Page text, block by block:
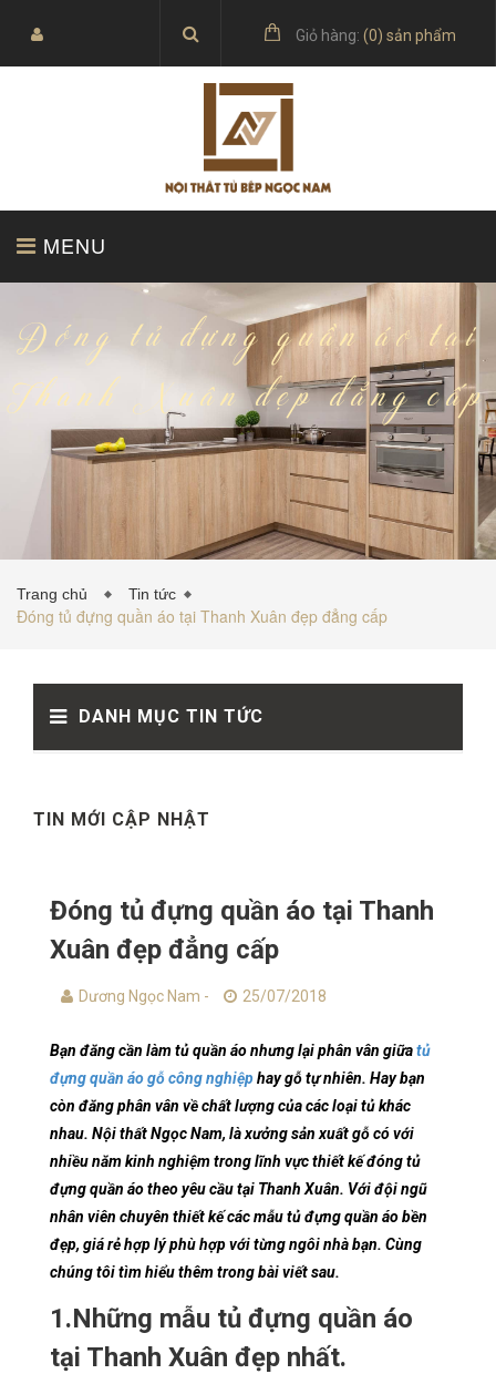
Giỏ hàng: (0) sản phẩm
MENU
SẢN PHẨM
BÁO GIÁ TỦ BẾP ACRYLIC
TỦ BẾP INOX
Đóng tủ đựng quần áo tại
Thanh Xuân đẹp đẳng cấp
Trang chủ Tin tức
Đóng tủ đựng quần áo tại Thanh Xuân đẹp đẳng cấp
DANH MỤC TIN TỨC
TIN MỚI CẬP NHẬT
Đóng tủ đựng quần áo tại Thanh
Xuân đẹp đẳng cấp
Dương Ngọc Nam - 25/07/2018
Bạn đăng cần làm tủ quần áo nhưng lại phân vân giữatủ
đựng quần áo gỗ công nghiệphay gỗ tự nhiên. Hay bạn
còn đăng phân vân về chất lượng của các loại tủ khác
nhau. Nội thất Ngọc Nam, là xưởng sản xuất gỗ có với
nhiều năm kinh nghiệm trong lĩnh vực thiết kế đóng tủ
đựng quần áo theo yêu cầu tại Thanh Xuân. Với đội ngũ
nhân viên chuyên thiết kế các mẫu tủ đựng quần áo bền
đẹp, giá rẻ hợp lý phù hợp với từng ngôi nhà bạn. Cùng
chúng tôi tìm hiểu thêm trong bài viết sau.
1.Những mẫu tủ đựng quần áo
tại Thanh Xuân đẹp nhất.